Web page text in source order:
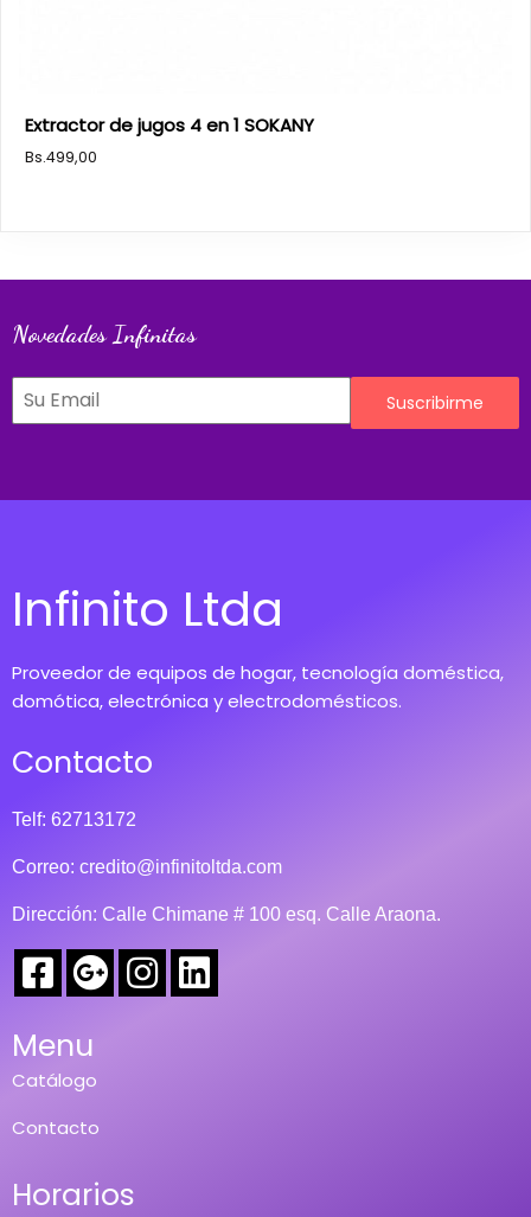
Extractor de jugos 4 en 1 SOKANY
Bs.499,00
Novedades Infinitas
Suscribirme
Infinito Ltda
Proveedor de equipos de hogar, tecnología doméstica,
domótica, electrónica y electrodomésticos.
Contacto
Telf: 62713172
Correo: credito@infinitoltda.com
Dirección: Calle Chimane # 100 esq. Calle Araona.
Menu
Catálogo
Contacto
Horarios